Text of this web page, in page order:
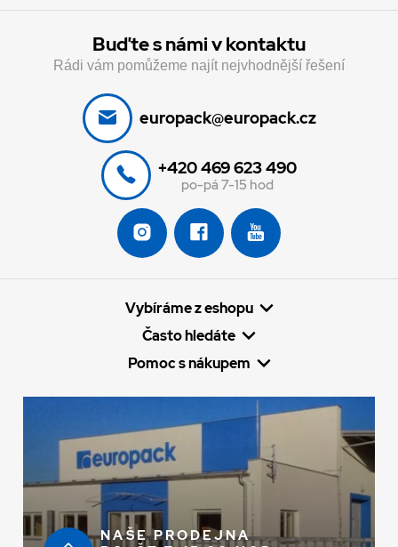
Buďte s námi v kontaktu
Rádi vám pomůžeme najít nejvhodnější řešení
europack@europack.cz
+420 469 623 490
po-pá 7-15 hod
Vybíráme z eshopu
Často hledáte
Pomoc s nákupem
NAŠE PRODEJNA